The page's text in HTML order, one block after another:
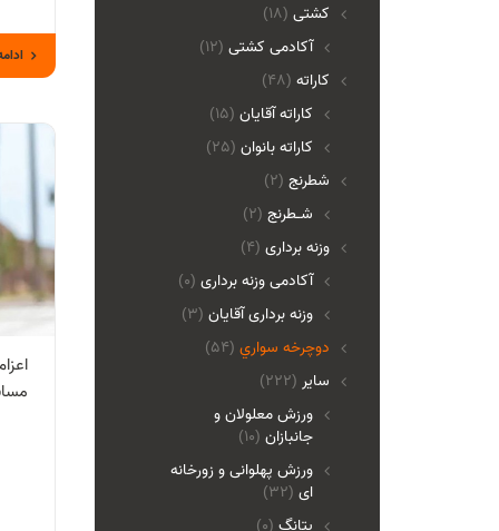
(18) کشتی
آکادمی کشتی (12)
(48) کاراته
کاراته آقایان (15)
کاراته بانوان (25)
(2) شطرنج
شـطرنج (2)
(4) وزنه برداری
آکادمی وزنه برداری (0)
وزنه برداری آقایان (3)
(54) دوچرخه سواري
(222) ساير
ورزش معلولان و
جانبازان (10)
ورزش پهلوانی و زورخانه
ای (32)